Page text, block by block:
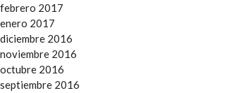
febrero 2017
enero 2017
diciembre 2016
noviembre 2016
octubre 2016
septiembre 2016